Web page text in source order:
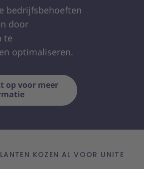
bedrijfsbehoeften
door
te
optimaliseren.
op voor meer
KOZEN AL VOOR UNITE